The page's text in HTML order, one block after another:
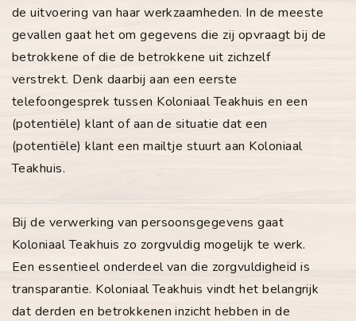
de uitvoering van haar werkzaamheden. In de meeste
gevallen gaat het om gegevens die zij opvraagt bij de
betrokkene of die de betrokkene uit zichzelf
verstrekt. Denk daarbij aan een eerste
telefoongesprek tussen Koloniaal Teakhuis en een
(potentiële) klant of aan de situatie dat een
(potentiële) klant een mailtje stuurt aan Koloniaal
Teakhuis.
Bij de verwerking van persoonsgegevens gaat
Koloniaal Teakhuis zo zorgvuldig mogelijk te werk.
Een essentieel onderdeel van die zorgvuldigheid is
transparantie. Koloniaal Teakhuis vindt het belangrijk
dat derden en betrokkenen inzicht hebben in de